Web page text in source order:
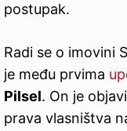
postupak.
Radi se o imovini
je među prvima
Pilsel. On je
prava vlasništva